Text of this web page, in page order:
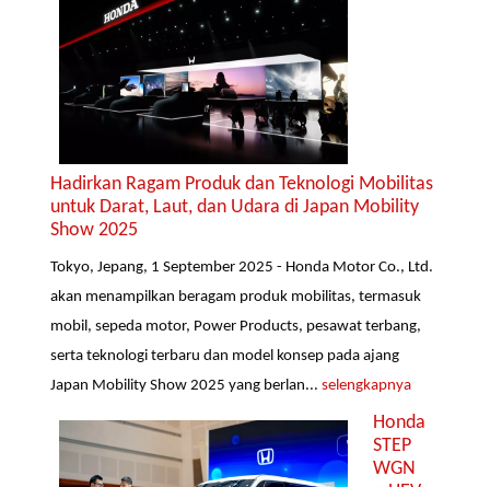
Hadirkan Ragam Produk dan Teknologi Mobilitas
untuk Darat, Laut, dan Udara di Japan Mobility
Show 2025
Tokyo, Jepang, 1 September 2025 - Honda Motor Co., Ltd.
akan menampilkan beragam produk mobilitas, termasuk
mobil, sepeda motor, Power Products, pesawat terbang,
serta teknologi terbaru dan model konsep pada ajang
Japan Mobility Show 2025 yang berlan...selengkapnya
Honda
STEP
WGN